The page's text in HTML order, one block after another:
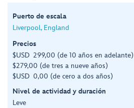
Puerto de escala
Liverpool, England
Precios
$USD 299,00 (de 10 años en adelante)
$279,00 (de tres a nueve años)
$USD 0,00 (de cero a dos años)
Nivel de actividad y duración
Leve